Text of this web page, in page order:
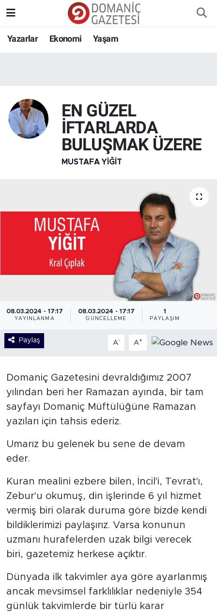
Yazarlar Ekonomi Yaşam
EN GÜZEL
İFTARLARDA
BULUŞMAK ÜZERE
MUSTAFA YIĞIT
08.03.2024 - 17:17
YAYINLANMA
08.03.2024 - 17:17
GÜNCELLEME
1
PAYLAŞIM
Paylaş A- A+
Domaniç Gazetesini devraldığımız 2007
yılından beri her Ramazan ayında, bir tam
sayfayı Domaniç Müftülüğüne Ramazan
yazıları için tahsis ederiz.
Umarız bu gelenek bu sene de devam
eder.
Kuran mealini ezbere bilen, İncil'i, Tevrat'ı,
Zebur'u okumuş, din işlerinde 6 yıl hizmet
vermiş biri olarak duruma göre bizde kendi
bildiklerimizi paylaşırız. Varsa konunun
uzmanı hurafelerden uzak bilgi verecek
biri, gazetemiz herkese açıktır.
Dünyada ilk takvimler aya göre ayarlanmış
ancak mevsimsel farklılıklar nedeniyle 354
günlük takvimlerde bir türlü karar